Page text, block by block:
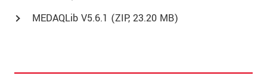
MEDAQLib V5.6.1 (ZIP, 23.20 MB)